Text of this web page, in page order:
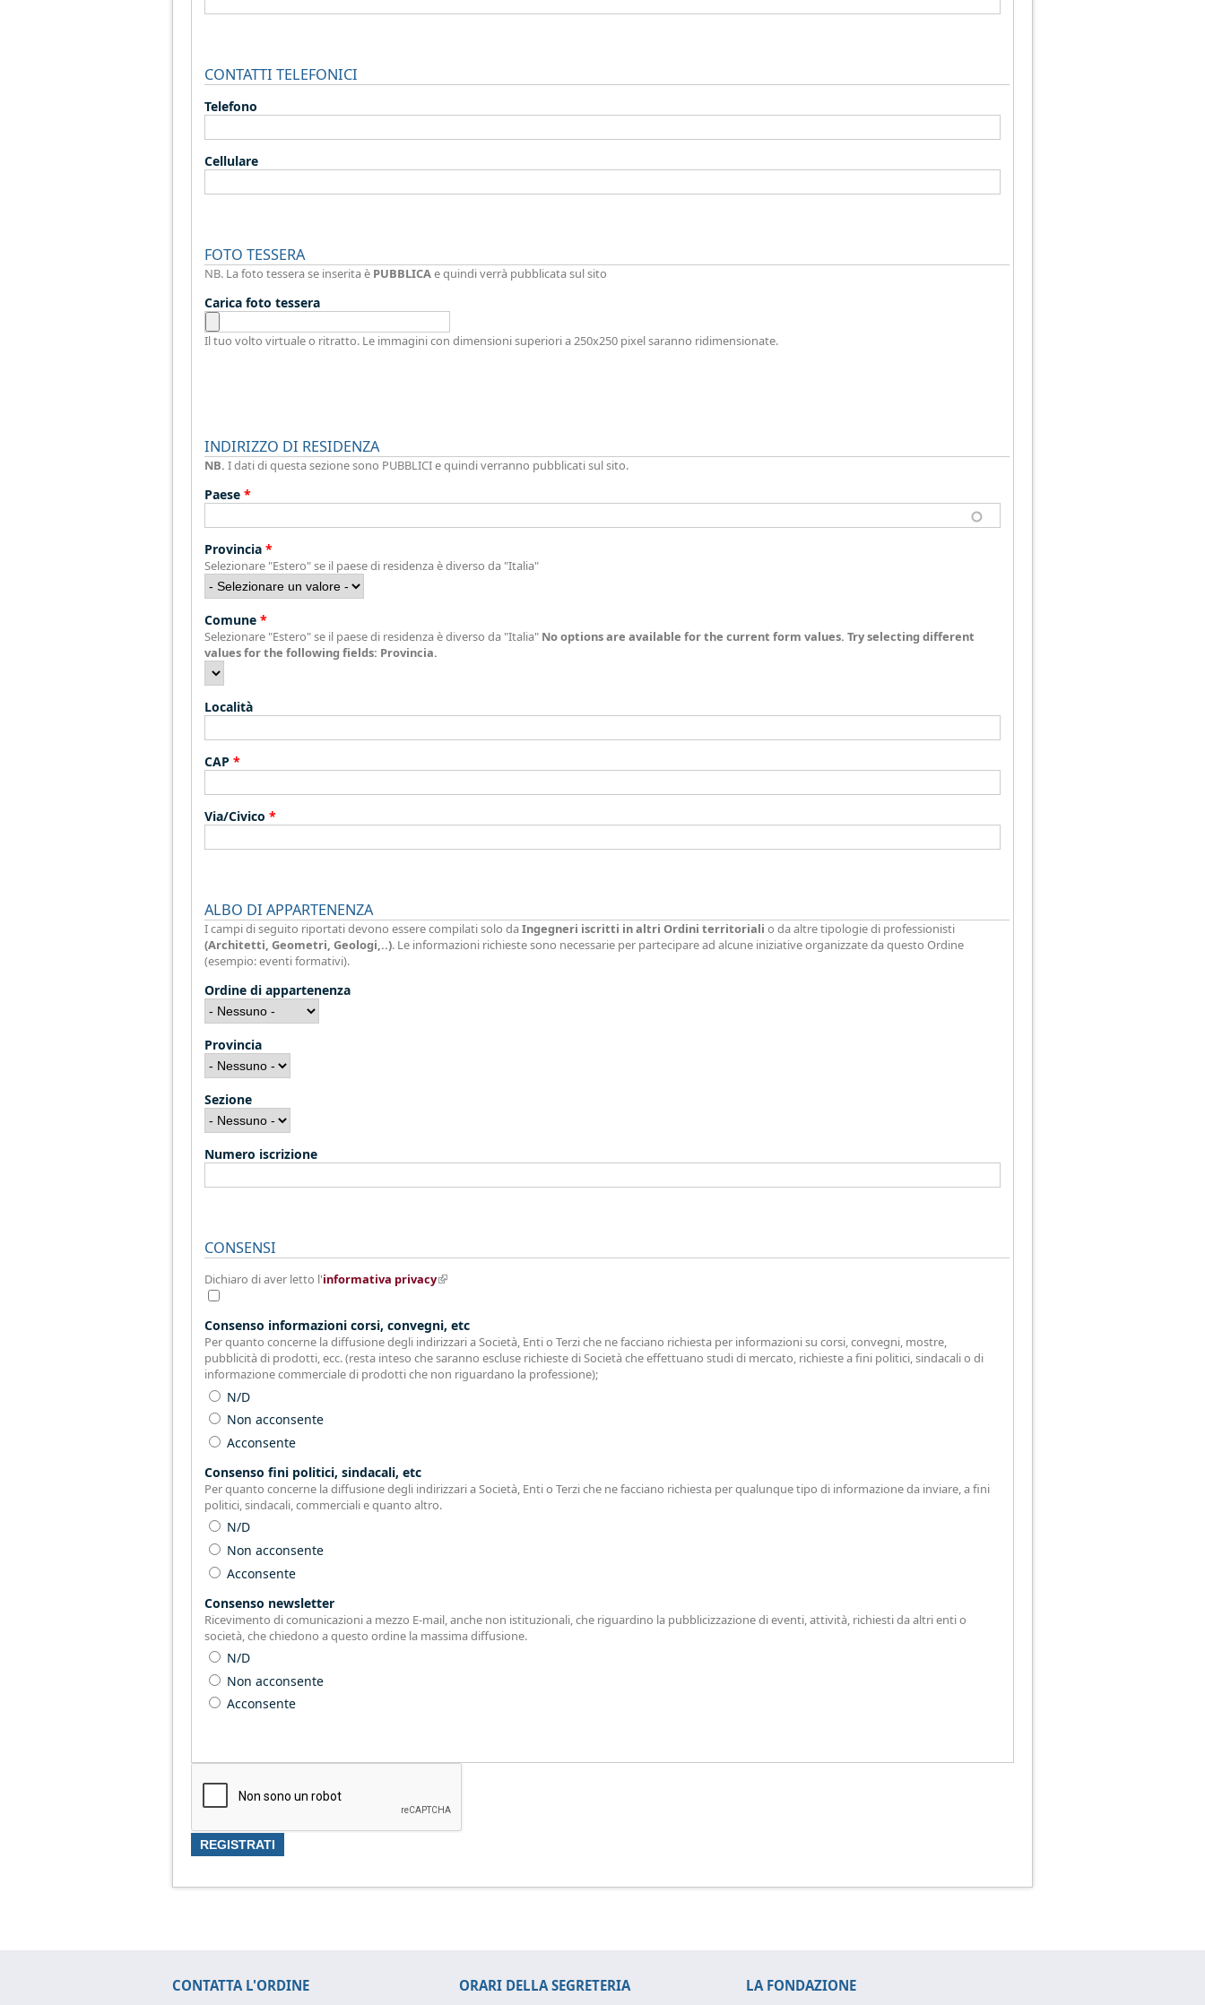
CONTATTI TELEFONICI
Telefono
Cellulare
FOTO TESSERA
NB. La foto tessera se inserita è PUBBLICAe quindi verrà pubblicata sul sito
Carica foto tessera
Il tuo volto virtuale o ritratto. Le immagini con dimensioni superiori a 250x250 pixel saranno ridimensionate.
INDIRIZZO DI RESIDENZA
NB. I dati di questa sezione sono PUBBLICI e quindi verranno pubblicati sul sito.
Paese *
Provincia *
Selezionare "Estero" se il paese di residenza è diverso da "Italia"
Comune *
Selezionare "Estero" se il paese di residenza è diverso da "Italia" No options are available for the current form values. Try selecting different
values for the following fields: Provincia.
Località
CAP *
Via/Civico *
ALBO DI APPARTENENZA
I campi di seguito riportati devono essere compilati solo daIngegneri iscritti in altri Ordini territoriali o da altre tipologie di professionisti
(Architetti, Geometri, Geologi,..). Le informazioni richieste sono necessarie per partecipare ad alcune iniziative organizzate da questo Ordine
(esempio: eventi formativi).
Ordine di appartenenza
Provincia
Sezione
Numero iscrizione
CONSENSI
Dichiaro di aver letto l'informativa privacy(link is external)
Consenso informazioni corsi, convegni, etc
Per quanto concerne la diffusione degli indirizzari a Società, Enti o Terzi che ne facciano richiesta per informazioni su corsi, convegni, mostre,
pubblicità di prodotti, ecc. (resta inteso che saranno escluse richieste di Società che effettuano studi di mercato, richieste a fini politici, sindacali o di
informazione commerciale di prodotti che non riguardano la professione);
N/D
Non acconsente
Acconsente
Consenso fini politici, sindacali, etc
Per quanto concerne la diffusione degli indirizzari a Società, Enti o Terzi che ne facciano richiesta per qualunque tipo di informazione da inviare, a fini
politici, sindacali, commerciali e quanto altro.
N/D
Non acconsente
Acconsente
Consenso newsletter
Ricevimento di comunicazioni a mezzo E-mail, anche non istituzionali, che riguardino la pubblicizzazione di eventi, attività, richiesti da altri enti o
società, che chiedono a questo ordine la massima diffusione.
N/D
Non acconsente
Acconsente
CONTATTA L'ORDINE ORARI DELLA SEGRETERIA LA FONDAZIONE